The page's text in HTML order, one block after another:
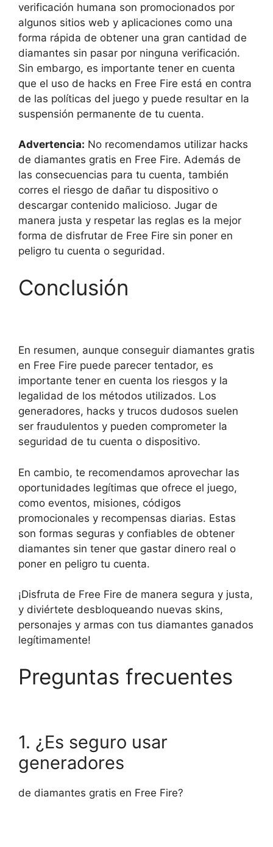
verificación humana son promocionados por
algunos sitios web y aplicaciones como una
forma rápida de obtener una gran cantidad de
diamantes sin pasar por ninguna verificación.
Sin embargo, es importante tener en cuenta
que el uso de hacks en Free Fire está en contra
de las políticas del juego y puede resultar en la
suspensión permanente de tu cuenta.
Advertencia: No recomendamos utilizar hacks
de diamantes gratis en Free Fire. Además de
las consecuencias para tu cuenta, también
corres el riesgo de dañar tu dispositivo o
descargar contenido malicioso. Jugar de
manera justa y respetar las reglas es la mejor
forma de disfrutar de Free Fire sin poner en
peligro tu cuenta o seguridad.
Conclusión
En resumen, aunque conseguir diamantes gratis
en Free Fire puede parecer tentador, es
importante tener en cuenta los riesgos y la
legalidad de los métodos utilizados. Los
generadores, hacks y trucos dudosos suelen
ser fraudulentos y pueden comprometer la
seguridad de tu cuenta o dispositivo.
En cambio, te recomendamos aprovechar las
oportunidades legítimas que ofrece el juego,
como eventos, misiones, códigos
promocionales y recompensas diarias. Estas
son formas seguras y confiables de obtener
diamantes sin tener que gastar dinero real o
poner en peligro tu cuenta.
¡Disfruta de Free Fire de manera segura y justa,
y diviértete desbloqueando nuevas skins,
personajes y armas con tus diamantes ganados
legítimamente!
Preguntas frecuentes
1. ¿Es seguro usar
generadores
de diamantes gratis en Free Fire?